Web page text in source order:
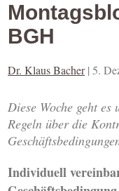
BGH
Dr. Klaus Bacher |5.
Diese Woche geht es
Regeln über die
Individuell